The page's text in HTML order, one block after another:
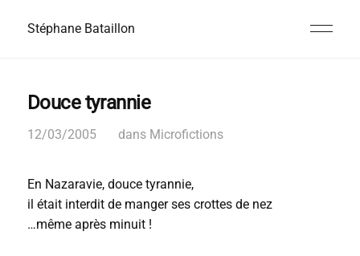
Stéphane Bataillon
Douce tyrannie
12/03/2005 dans Microfictions
En Nazaravie, douce tyrannie,
il était interdit de manger ses crottes de nez
…même après minuit !